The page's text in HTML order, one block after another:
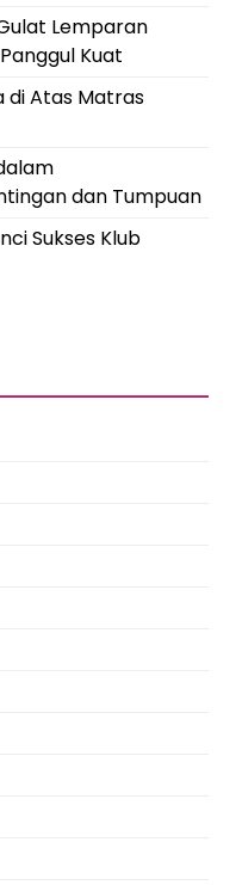
Lemparan
Kuat
di Atas Matras
dan Tumpuan
Sukses Klub